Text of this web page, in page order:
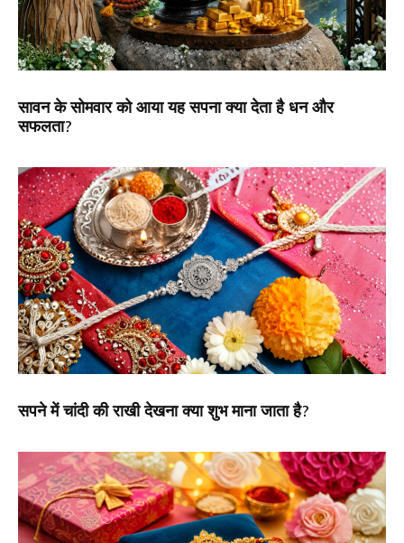
सावन के सोमवार को आया यह सपना क्या देता है धन और
सफलता?
सपने में चांदी की राखी देखना क्या शुभ माना जाता है?